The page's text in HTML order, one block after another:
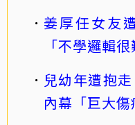
姜厚任女友
「不學邏輯
兒幼年遭抱
內幕「巨大傷